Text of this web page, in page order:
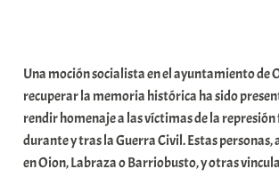
a
r
E
r
r
Una moción socialista en el ayuntamiento de
recuperar la memoria histórica ha sido
rendir homenaje a las víctimas de la
durante y tras la Guerra Civil. Estas personas,
en Oion, Labraza o Barriobusto, y otras